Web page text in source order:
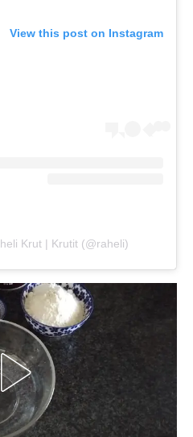
View this post on Instagram
Krut | Krutit (@raheli)